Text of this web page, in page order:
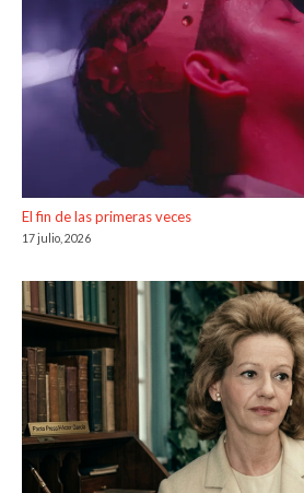
El fin de las primeras veces
17 julio, 2026